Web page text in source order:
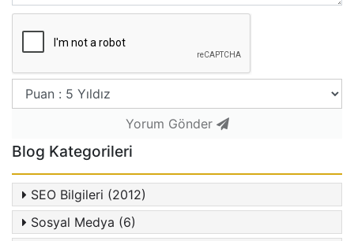
Yorum Gönder
Blog Kategorileri
SEO Bilgileri (2012)
Sosyal Medya (6)